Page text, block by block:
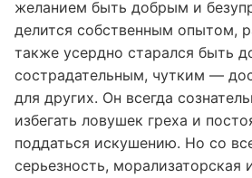
желанием быть добрым и
делится собственным опытом,
также усердно старался быть
сострадательным, чутким —
для других. Он всегда
избегать ловушек греха и
поддаться искушению. Но со
серьезность, морализаторская